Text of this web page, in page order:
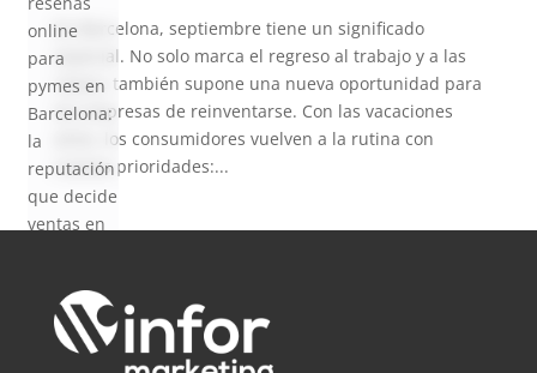
En Barcelona, septiembre tiene un significado
especial. No solo marca el regreso al trabajo y a las
clases, también supone una nueva oportunidad para
las empresas de reinventarse. Con las vacaciones
atrás, los consumidores vuelven a la rutina con
nuevas prioridades:...
online
para
pymes en
Barcelona:
la
reputación
que decide
ventas en
SEO local
para
pymes en